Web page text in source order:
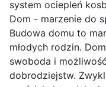
system ociepleń
Dom - marzenie do
Budowa domu to
młodych rodzin.
swoboda i
dobrodziejstw.